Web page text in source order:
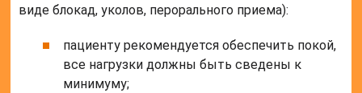
виде блокад, уколов, перорального приема):
пациенту рекомендуется обеспечить покой,
все нагрузки должны быть сведены к
минимуму;